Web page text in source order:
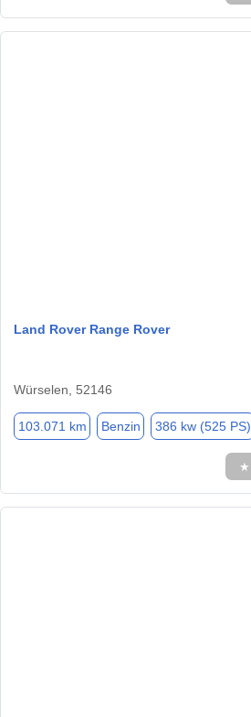
Land Rover Range Rover
Würselen, 52146
103.071 km Benzin 386 kw (525 PS)
★